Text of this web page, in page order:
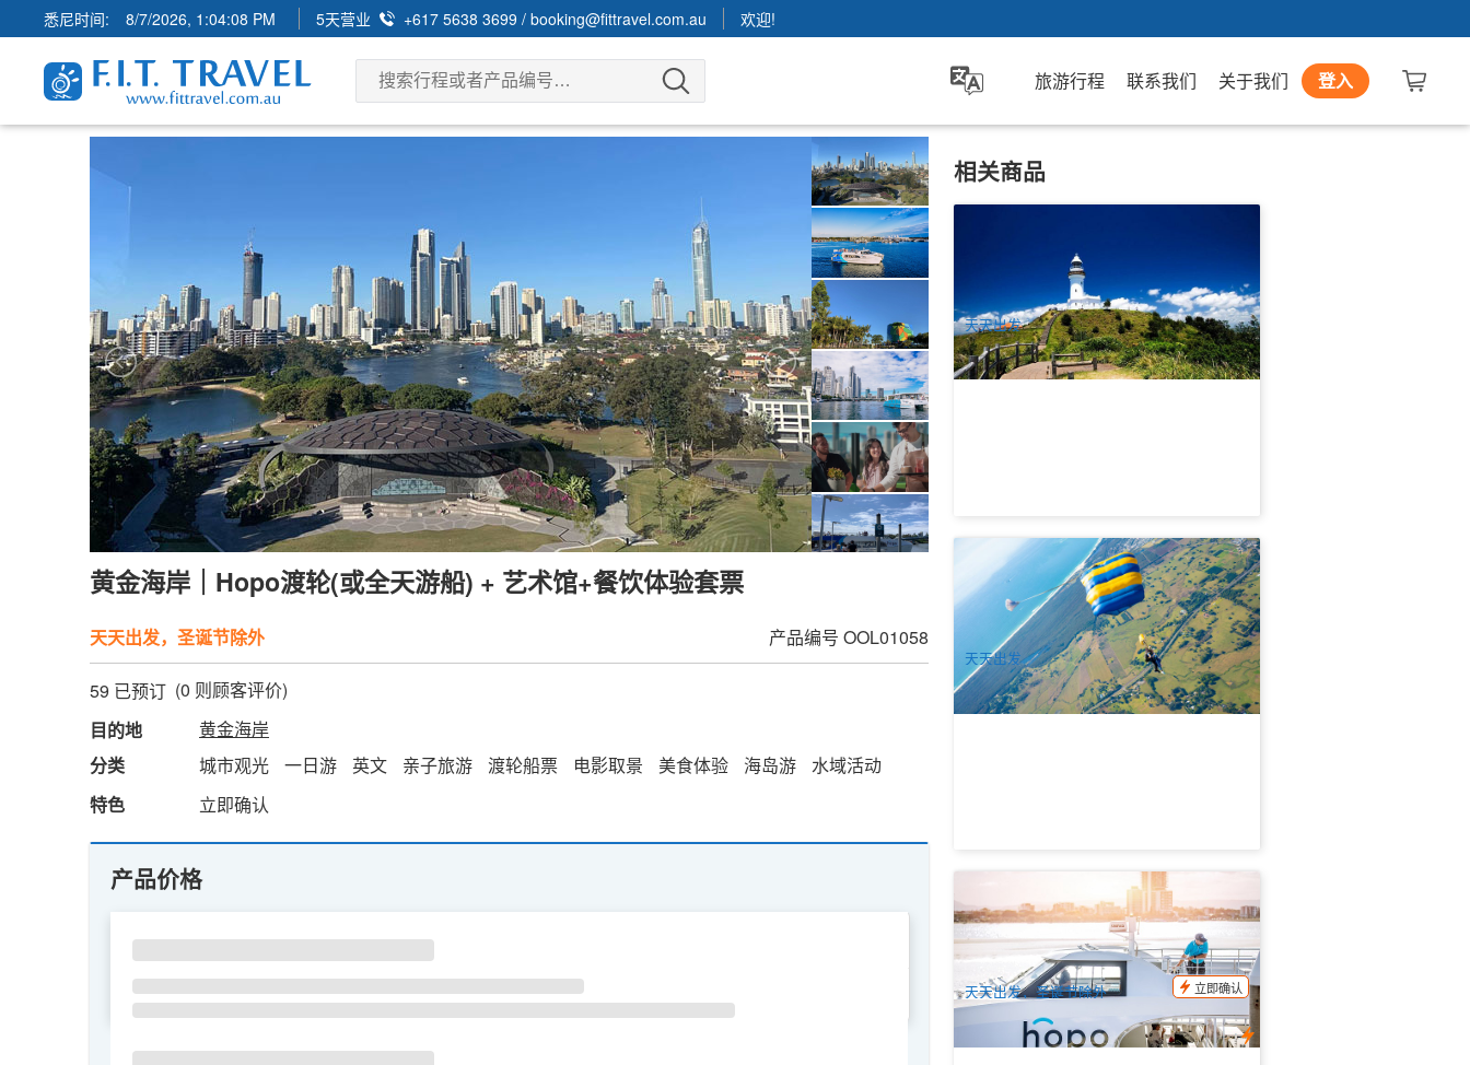
悉尼时间: 8/7/2026, 1:04:10 PM 5天营业 +617 5638 3699 /booking@fittravel.com.au 欢迎!
旅游行程 联系我们 关于我们 登入
黄金海岸｜Hopo渡轮(或全天游船) + 艺术馆+餐饮体验套票
天天出发，圣诞节除外 产品编号 OOL01058
59 已预订 (0 则顾客评价)
目的地
黄金海岸
分类
城市观光 一日游 英文 亲子旅游 渡轮船票 电影取景 美食体验 海岛游
水域活动
特色
立即确认
产品价格
SU MO TU WE
相关商品
布里斯本机场/布里斯本市区/拜伦湾机场)
Easy Bus at Byron Bay Transfer
$35.00
OOL01195
天天出发
拜伦湾自由落体15,000高空跳伞(Skydive
Byron Bay) 可选黄金海岸 | 布里斯本出发
2.2k 已预订
$349.00 $379.00
OOL01090
天天出发
无限次数随意上下船 | 黄金海岸随上随下
渡轮 Hopo Ferry
764 已预订
AUD 40.00 $45.00
OOL01051
天天出发，圣诞节除外
立即确认